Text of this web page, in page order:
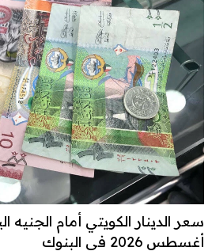
أغسطس 2026 في البنوك